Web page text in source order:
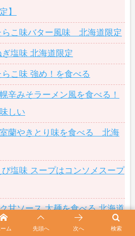
】
らこ味バター風味 北海道限定
塩味 北海道限定
こ味 強め！を食べる
辛みそラーメン風を食べる！
しい
蘭やきとり味を食べる 北海
塩味 スープはコンソメスープ
甘ソース 太麺を食べる 北海道
検索
ム 先頭へ 次へ